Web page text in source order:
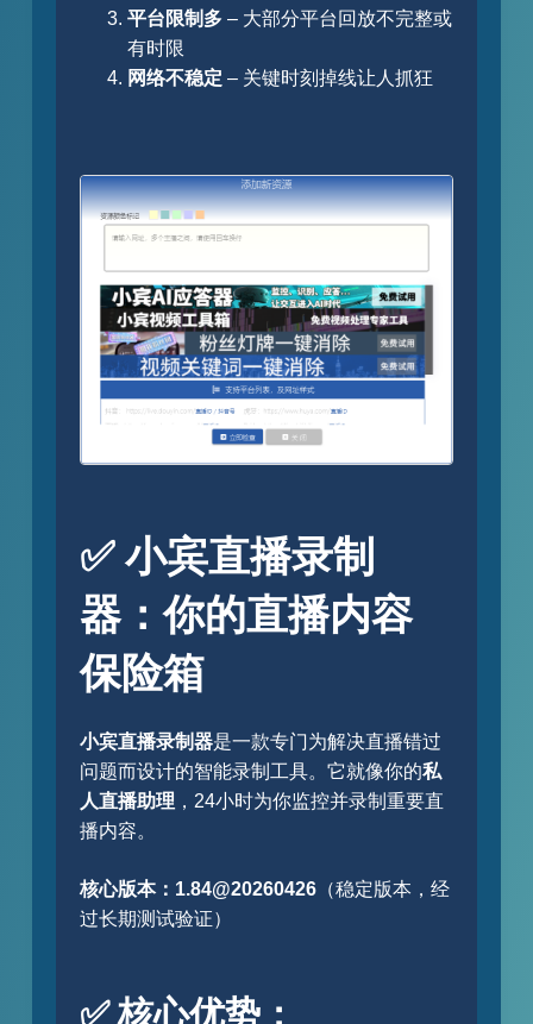
平台限制多– 大部分平台回放不完整或
有时限
网络不稳定 – 关键时刻掉线让人抓狂
✅ 小宾直播录制
器：你的直播内容
保险箱
小宾直播录制器是一款专门为解决直播错过
问题而设计的智能录制工具。它就像你的私
人直播助理 ，24小时为你监控并录制重要直
播内容。
核心版本：1.84@20260426（稳定版本，经
过长期测试验证）
✅ 核心优势：